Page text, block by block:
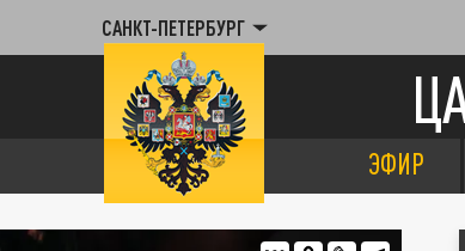
САНКТ-ПЕТЕРБУРГ
ЭФИР